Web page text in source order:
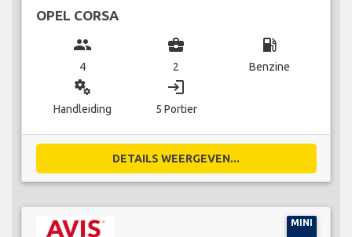
OPEL CORSA
group
4
business_center
2
local_gas_station
Benzine
miscellaneous_services
Handleiding
login
5 Portier
DETAILS WEERGEVEN...
MINI